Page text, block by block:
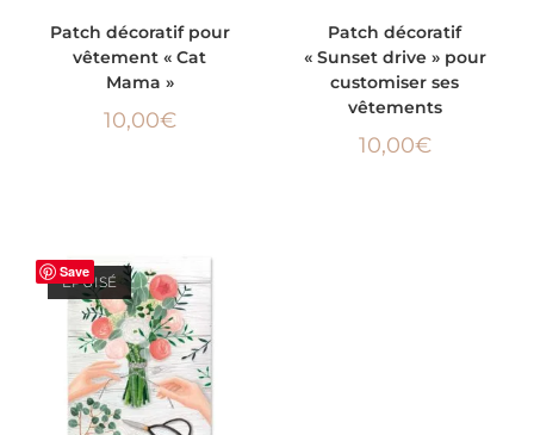
Patch décoratif pour
vêtement « Cat
Mama »
10,00€
Patch décoratif
« Sunset drive » pour
customiser ses
vêtements
10,00€
Save
ÉPUISÉ